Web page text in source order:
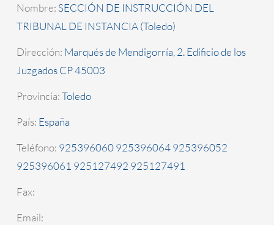
Nombre: SECCIÓN DE INSTRUCCIÓN DEL
TRIBUNAL DE INSTANCIA (Toledo)
Dirección: Marqués de Mendigorría, 2. Edificio de los
Juzgados CP 45003
Provincia:Toledo
País: España
Teléfono: 925396060 925396064 925396052
925396061 925127492 925127491
Fax:
Email: